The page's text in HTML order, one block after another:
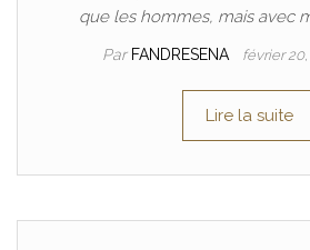
que les hommes, mais avec
Par FANDRESENA février
Lire la suite